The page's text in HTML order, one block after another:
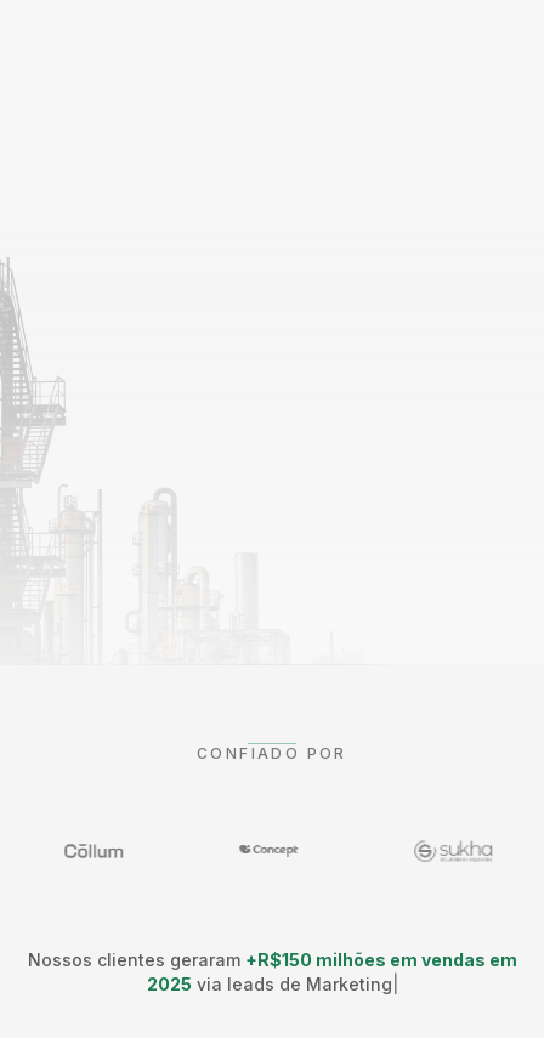
CONFIADO POR
Nossos clientes geraram +R$150 milhões em vendas em
2025 via leads de Marketing